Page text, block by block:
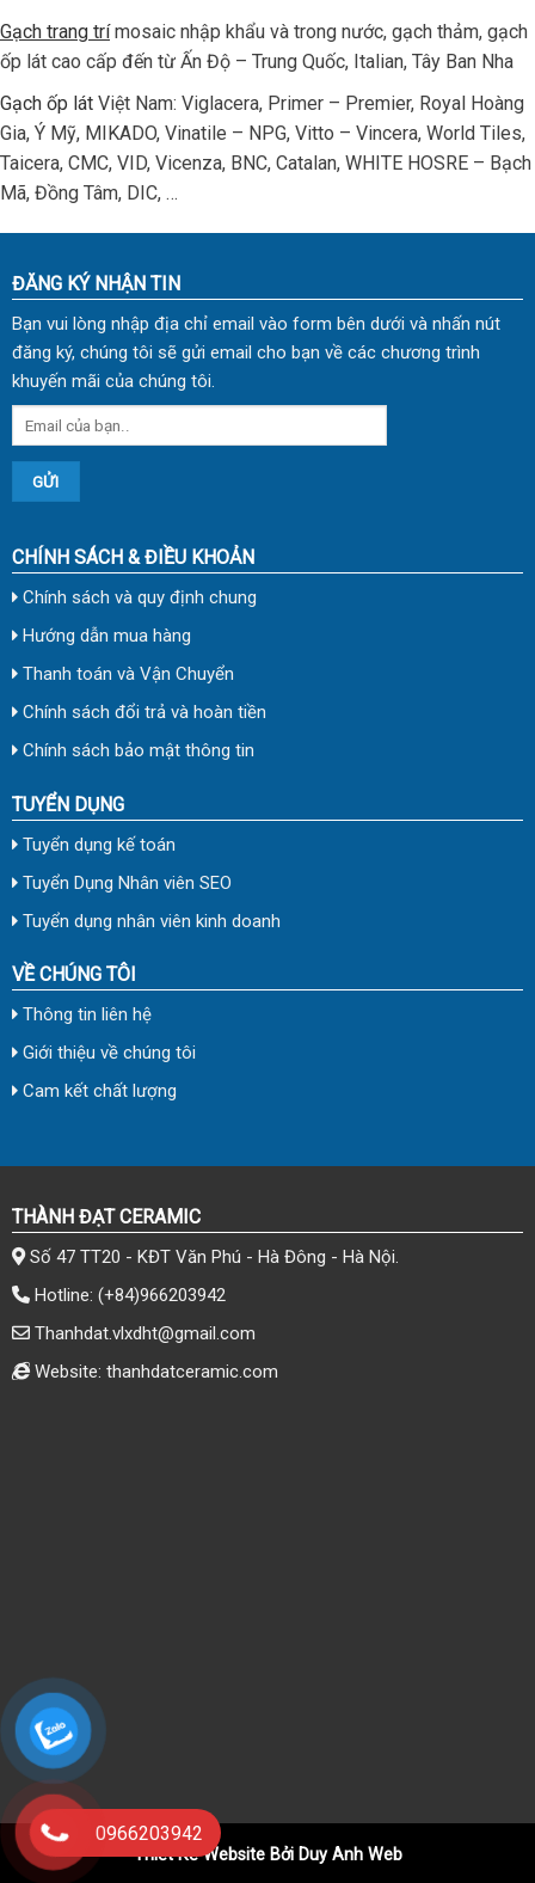
Gạch trang trímosaic nhập khẩu và trong nước, gạch thảm, gạch
ốp lát cao cấp đến từ Ấn Độ – Trung Quốc, Italian, Tây Ban Nha
Gạch ốp lát Việt Nam: Viglacera, Primer – Premier, Royal Hoàng
Gia, Ý Mỹ, MIKADO, Vinatile – NPG, Vitto – Vincera, World Tiles,
Taicera, CMC, VID, Vicenza, BNC, Catalan, WHITE HOSRE – Bạch
Mã, Đồng Tâm, DIC, …
ĐĂNG KÝ NHẬN TIN
Bạn vui lòng nhập địa chỉ email vào form bên dưới và nhấn nút
đăng ký, chúng tôi sẽ gửi email cho bạn về các chương trình
khuyến mãi của chúng tôi.
CHÍNH SÁCH & ĐIỀU KHOẢN
Chính sách và quy định chung
Hướng dẫn mua hàng
Thanh toán và Vận Chuyển
Chính sách đổi trả và hoàn tiền
Chính sách bảo mật thông tin
TUYỂN DỤNG
Tuyển dụng kế toán
Tuyển Dụng Nhân viên SEO
Tuyển dụng nhân viên kinh doanh
VỀ CHÚNG TÔI
Thông tin liên hệ
Giới thiệu về chúng tôi
Cam kết chất lượng
THÀNH ĐẠT CERAMIC
Số 47 TT20 - KĐT Văn Phú - Hà Đông - Hà Nội.
Hotline: (+84)966203942
Thanhdat.vlxdht@gmail.com
Website: thanhdatceramic.com
0966203942
Thiết Kế Website Bởi Duy Anh Web